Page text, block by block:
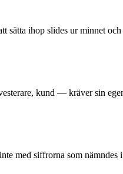
sätta ihop slides ur minnet och
kund — kräver sin
med siffrorna som nämndes i